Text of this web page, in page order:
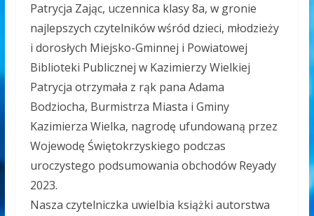
Patrycja Zając, uczennica klasy 8a, w gronie
najlepszych czytelników wśród dzieci, młodzieży
i dorosłych Miejsko-Gminnej i Powiatowej
Biblioteki Publicznej w Kazimierzy Wielkiej
Patrycja otrzymała z rąk pana Adama
Bodziocha, Burmistrza Miasta i Gminy
Kazimierza Wielka, nagrodę ufundowaną przez
Wojewodę Świętokrzyskiego podczas
uroczystego podsumowania obchodów Reyady
2023.
Nasza czytelniczka uwielbia książki autorstwa